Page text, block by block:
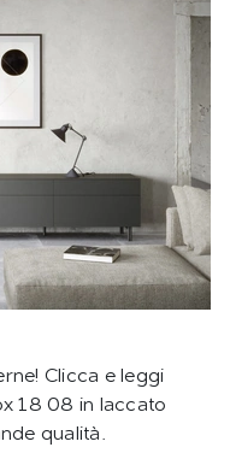
Clicca e leggi
18 08 in laccato
qualità.